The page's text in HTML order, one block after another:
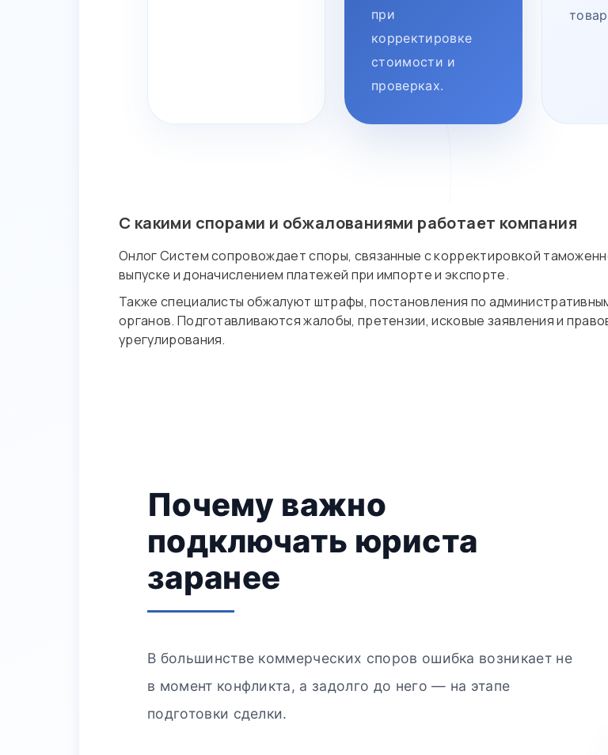
при
корректировке
стоимости и
проверках.
С какими спорами и обжалованиями работает компания
Онлог Систем сопровождает споры, связанные с корректировкой
выпуске и доначислением платежей при импорте и экспорте.
Также специалисты обжалуют штрафы, постановления по
органов. Подготавливаются жалобы, претензии, исковые заявления и
урегулирования.
Почему важно
подключать юриста
заранее
В большинстве коммерческих споров ошибка возникает не
в момент конфликта, а задолго до него — на этапе
подготовки сделки.